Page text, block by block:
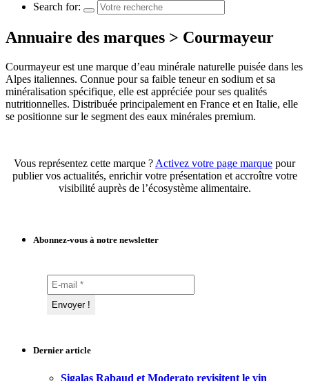
Search for:
Annuaire des marques > Courmayeur
Courmayeur est une marque d’eau minérale naturelle puisée dans les
Alpes italiennes. Connue pour sa faible teneur en sodium et sa
minéralisation spécifique, elle est appréciée pour ses qualités
nutritionnelles. Distribuée principalement en France et en Italie, elle
se positionne sur le segment des eaux minérales premium.
Vous représentez cette marque ? Activez votre page marque pour
publier vos actualités, enrichir votre présentation et accroître votre
visibilité auprès de l’écosystème alimentaire.
Abonnez-vous à notre newsletter
Dernier article
Sigalas Rabaud et Moderato revisitent le vin